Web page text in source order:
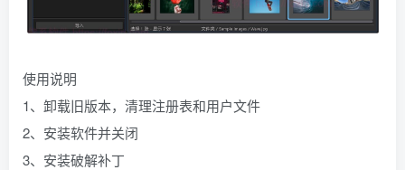
使用说明
1、卸载旧版本，清理注册表和用户文件
2、安装软件并关闭
3、安装破解补丁